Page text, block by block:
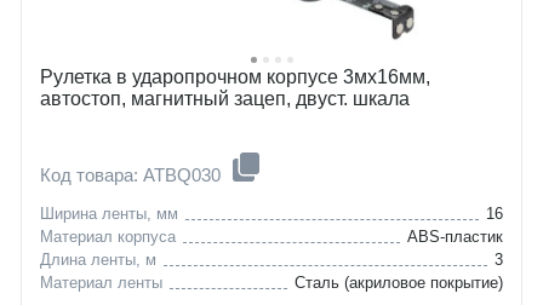
Рулетка в ударопрочном корпусе 3мх16мм,
автостоп, магнитный зацеп, двуст. шкала
Код товара: ATBQ030
Ширина ленты, мм
16
Материал корпуса
ABS-пластик
Длина ленты, м
3
Материал ленты
Сталь (акриловое покрытие)